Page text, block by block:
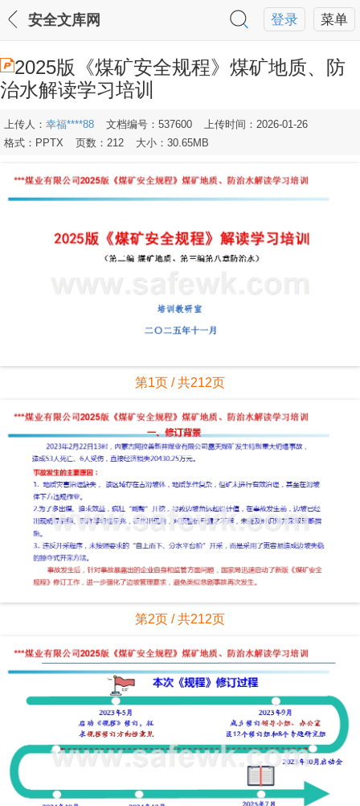
菜单
登录
安全文库网
2025版《煤矿安全规程》煤矿地质、防
治水解读学习培训
上传人： 幸福****88 文档编号：537600
上传时间：2026-01-26
格式：PPTX
页数：212 大小：30.65MB
第1页 / 共212页
第2页 / 共212页